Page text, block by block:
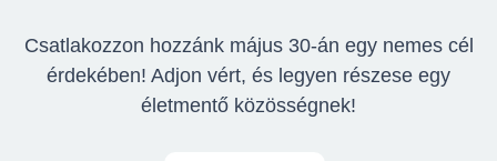
Csatlakozzon hozzánk május 30-án egy nemes cél
érdekében! Adjon vért, és legyen részese egy
életmentő közösségnek!